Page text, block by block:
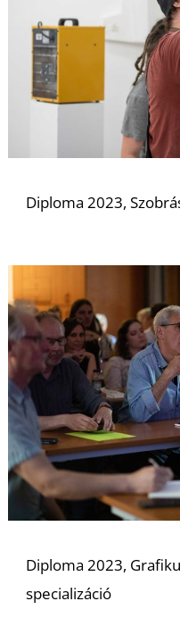
Diploma 2023,
Diploma 2023,
specializáció